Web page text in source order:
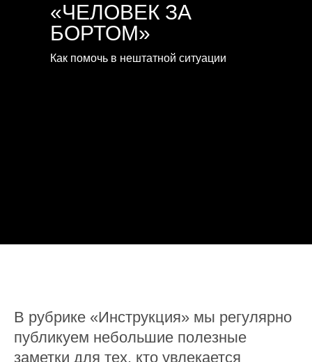
Как помочь в нештатной ситуации
«ЧЕЛОВЕК ЗА
БОРТОМ»
В рубрике «Инструкция» мы регулярно
публикуем небольшие полезные
заметки для тех, кто увлекается